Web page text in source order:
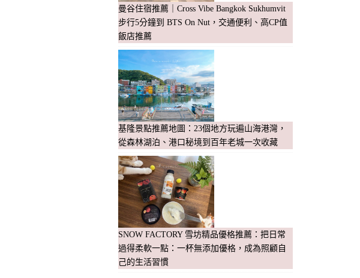
曼谷住宿推薦｜Cross Vibe Bangkok Sukhumvit
步行5分鐘到 BTS On Nut，交通便利、高CP值
飯店推薦
基隆景點推薦地圖：23個地方玩遍山海港灣，
從森林湖泊、港口秘境到百年老城一次收藏
SNOW FACTORY 雪坊精品優格推薦：把日常
過得柔軟一點：一杯無添加優格，成為照顧自
己的生活習慣